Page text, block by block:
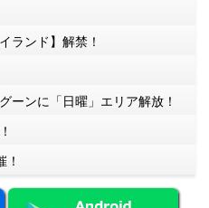
ランド】解禁！
ーンに「日曜」エリア解放！